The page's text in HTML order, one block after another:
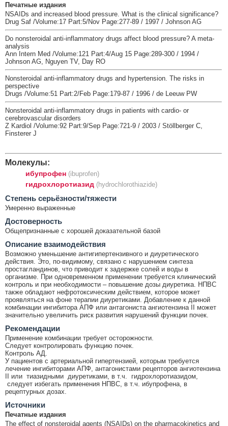
Печатные издания
NSAIDs and increased blood pressure. What is the clinical significance?
Drug Saf /Volume:17 Part:5/Nov Page:277-89 / 1997 / Johnson AG
Do nonsteroidal anti-inflammatory drugs affect blood pressure? A meta-
analysis
Ann Intern Med /Volume:121 Part:4/Aug 15 Page:289-300 / 1994 /
Johnson AG, Nguyen TV, Day RO
Nonsteroidal anti-inflammatory drugs and hypertension. The risks in
perspective
Drugs /Volume:51 Part:2/Feb Page:179-87 / 1996 / de Leeuw PW
Nonsteroidal anti-inflammatory drugs in patients with cardio- or
cerebrovascular disorders
Z Kardiol /Volume:92 Part:9/Sep Page:721-9 / 2003 / Stöllberger C,
Finsterer J
Молекулы:
ибупрофен (ibuprofen)
гидрохлоротиазид (hydrochlorothiazide)
Cтепень серьёзности/тяжести
Умеренно выраженные
Достоверность
Общепризнанные с хорошей доказательной базой
Описание взаимодействия
Возможно уменьшение антигипертензивного и диуретического
действия. Это, по-видимому, связано с нарушением синтеза
простагландинов, что приводит к задержке солей и воды в
организме. При одновременном применении требуется клинический
контроль и при необходимости – повышение дозы диуретика. НПВС
также обладают нефротоксическим действием, которое может
проявляться на фоне терапии диуретиками. Добавление к данной
комбинации ингибитора АПФ или антагониста ангиотензина II может
значительно увеличить риск развития нарушений функции почек.
Рекомендации
Применение комбинации требует осторожности.
Следует контролировать функцию почек.
Контроль АД.
У пациентов с артериальной гипертензией, которым требуется
лечение ингибиторами АПФ, антагонистами рецепторов ангиотензина
II или тиазидными диуретиками, в т.ч. гидрохлоротиазидом,
следует избегать применения НПВС, в т.ч. ибупрофена, в
рецептурных дозах.
Источники
Печатные издания
The effect of nonsteroidal agents (NSAIDs) on the pharmacokinetics and